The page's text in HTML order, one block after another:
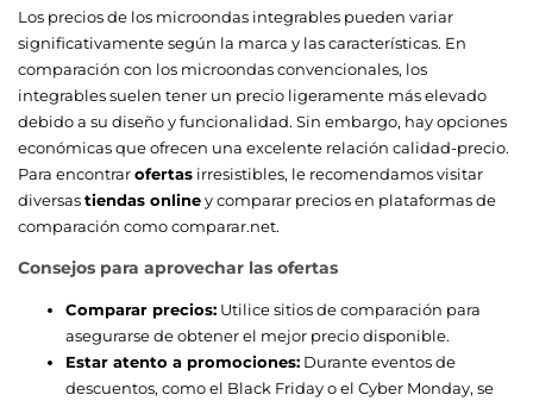
Los precios de los microondas integrables pueden variar
significativamente según la marca y las características. En
comparación con los microondas convencionales, los
integrables suelen tener un precio ligeramente más elevado
debido a su diseño y funcionalidad. Sin embargo, hay opciones
económicas que ofrecen una excelente relación calidad-precio.
Para encontrarofertas irresistibles, le recomendamos visitar
diversastiendas onliney comparar precios en plataformas de
comparación como comparar.net.
Consejos para aprovechar las ofertas
Comparar precios: Utilice sitios de comparación para
asegurarse de obtener el mejor precio disponible.
Estar atento a promociones: Durante eventos de
descuentos, como el Black Friday o el Cyber Monday, se